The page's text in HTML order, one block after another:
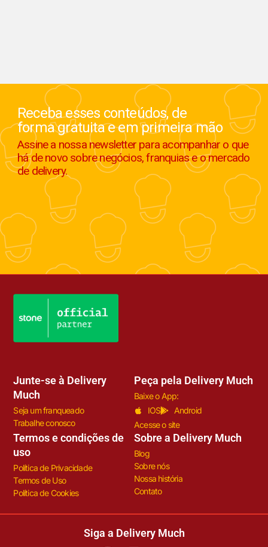
Receba esses conteúdos, de
forma gratuita e em primeira mão
Assine a nossa newsletter para acompanhar o que
há de novo sobre negócios, franquias e o mercado
de delivery.
Junte-se à Delivery
Much
Seja um franqueado
Trabalhe conosco
Peça pela Delivery Much
Baixe o App:
IOS
Android
Acesse o site
Termos e condições de
uso
Política de Privacidade
Termos de Uso
Política de Cookies
Sobre a Delivery Much
Blog
Sobre nós
Nossa história
Contato
Siga a Delivery Much